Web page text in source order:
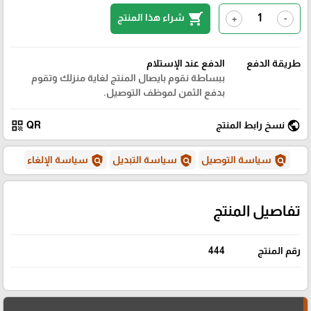
-
+
shopping_cart شراء هذا المنتج
طريقة الدفع
الدفع عند الإستلام
ببساطة نقوم بايصال المنتج لغاية منزلك وتقوم
بدفع الثمن لموظف التوصيل.
public نسخ رابط المنتج QR
qr_code
policy سياسة التوصيل policy سياسة التبديل policy سياسة الإلغاء
تفاصيل المنتج
رقم المنتج 444